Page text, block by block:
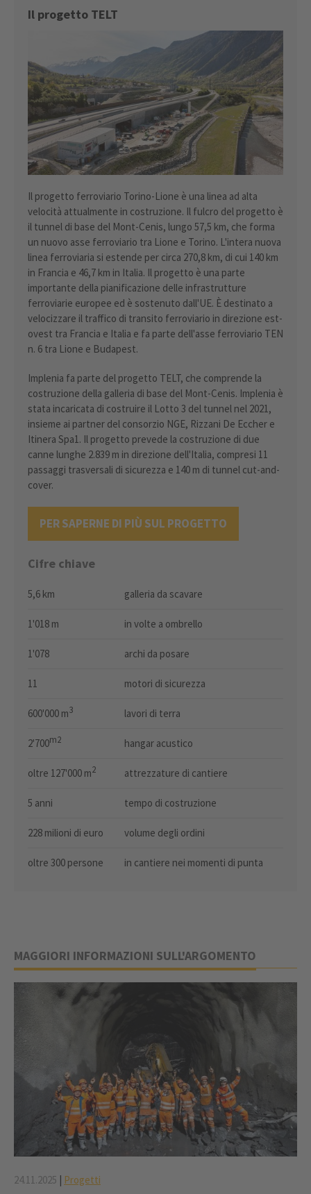
powered by
Management Platform
Il progetto TELT
Il progetto ferroviario Torino-Lione è una linea ad alta
velocità attualmente in costruzione. Il fulcro del progetto è
il tunnel di base del Mont-Cenis, lungo 57,5 km, che forma
un nuovo asse ferroviario tra Lione e Torino. L'intera nuova
linea ferroviaria si estende per circa 270,8 km, di cui 140 km
in Francia e 46,7 km in Italia. Il progetto è una parte
importante della pianificazione delle infrastrutture
ferroviarie europee ed è sostenuto dall'UE. È destinato a
velocizzare il traffico di transito ferroviario in direzione est-
ovest tra Francia e Italia e fa parte dell'asse ferroviario TEN
n. 6 tra Lione e Budapest.
Implenia fa parte del progetto TELT, che comprende la
costruzione della galleria di base del Mont-Cenis. Implenia è
stata incaricata di costruire il Lotto 3 del tunnel nel 2021,
insieme ai partner del consorzio NGE, Rizzani De Eccher e
Itinera Spa1. Il progetto prevede la costruzione di due
canne lunghe 2.839 m in direzione dell'Italia, compresi 11
passaggi trasversali di sicurezza e 140 m di tunnel cut-and-
cover.
PER SAPERNE DI PIÙ SUL PROGETTO
Cifre chiave
5,6 km galleria da scavare
1'018 m in volte a ombrello
1'078 archi da posare
11 motori di sicurezza
600'000 m3 lavori di terra
2'700m2 hangar acustico
oltre 127'000 m2 attrezzature di cantiere
5 anni tempo di costruzione
228 milioni di euro volume degli ordini
oltre 300 persone in cantiere nei momenti di punta
MAGGIORI INFORMAZIONI SULL'ARGOMENTO
24.11.2025 Progetti